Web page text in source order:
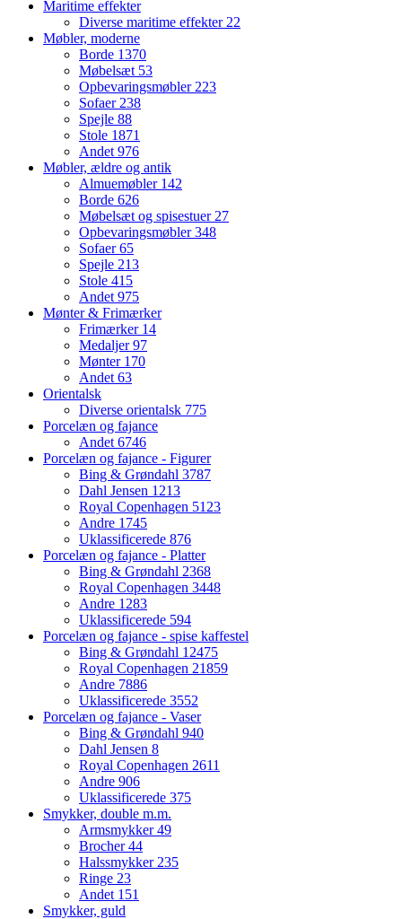
Maritime effekter
Diverse maritime effekter22
Møbler, moderne
Borde 1370
Møbelsæt 53
Opbevaringsmøbler223
Sofaer238
Spejle 88
Stole 1871
Andet976
Møbler, ældre og antik
Almuemøbler 142
Borde 626
Møbelsæt og spisestuer27
Opbevaringsmøbler348
Sofaer65
Spejle 213
Stole 415
Andet975
Mønter & Frimærker
Frimærker 14
Medaljer97
Mønter 170
Andet63
Orientalsk
Diverse orientalsk 775
Porcelæn og fajance
Andet6746
Porcelæn og fajance - Figurer
Bing & Grøndahl 3787
Dahl Jensen 1213
Royal Copenhagen 5123
Andre 1745
Uklassificerede 876
Porcelæn og fajance - Platter
Bing & Grøndahl 2368
Royal Copenhagen 3448
Andre 1283
Uklassificerede 594
Porcelæn og fajance - spise kaffestel
Bing & Grøndahl 12475
Royal Copenhagen 21859
Andre 7886
Uklassificerede 3552
Porcelæn og fajance - Vaser
Bing & Grøndahl 940
Dahl Jensen 8
Royal Copenhagen 2611
Andre 906
Uklassificerede 375
Smykker, double m.m.
Armsmykker49
Brocher44
Halssmykker235
Ringe 23
Andet 151
Smykker, guld